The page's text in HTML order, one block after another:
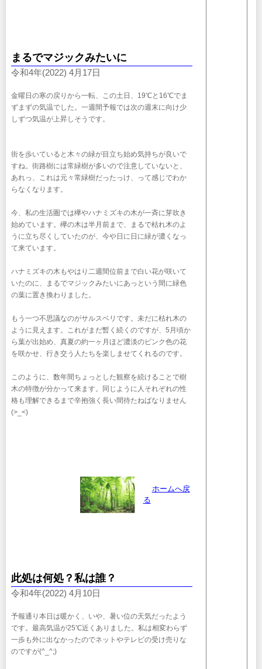
まるでマジックみたいに
令和4年(2022) 4月17日
金曜日の寒の戻りから一転、この土日、19℃と16℃でま
ずまずの気温でした。一週間予報では次の週末に向け少
しずつ気温が上昇しそうです。
街を歩いていると木々の緑が目立ち始め気持ちが良いで
すね。街路樹には常緑樹が多いので注意していないと、
あれっ、これは元々常緑樹だったっけ、って感じでわか
らなくなります。
今、私の生活圏では欅やハナミズキの木が一斉に芽吹き
始めています。欅の木は半月前まで、まるで枯れ木のよ
うに立ち尽くしていたのが、今や日に日に緑が濃くなっ
て来ています。
ハナミズキの木もやはり二週間位前まで白い花が咲いて
いたのに、まるでマジックみたいにあっという間に緑色
の葉に置き換わりました。
もう一つ不思議なのがサルスベリです。未だに枯れ木の
ように見えます。これがまだ暫く続くのですが、5月頃か
ら葉が出始め、真夏の約一ヶ月ほど濃淡のピンク色の花
を咲かせ、行き交う人たちを楽しませてくれるのです。
このように、数年間ちょっとした観察を続けることで樹
木の特徴が分かって来ます。同じように人それぞれの性
格も理解できるまで辛抱強く長い間待たねばなりません
(>_<)
ホームへ戻
る
此処は何処？私は誰？
令和4年(2022) 4月10日
予報通り本日は暖かく、いや、暑い位の天気だったよう
です。最高気温が25℃近くありました。私は相変わらず
一歩も外に出なかったのでネットやテレビの受け売りな
のですが(^_^;)